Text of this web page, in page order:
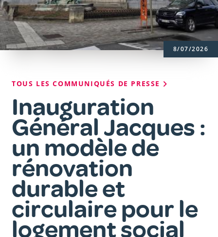
Fil
d'Ariane
TOUS LES COMMUNIQUÉS DE PRESSE
Inauguration
Général Jacques :
un modèle de
rénovation
durable et
circulaire pour le
logement social
8/07/2026